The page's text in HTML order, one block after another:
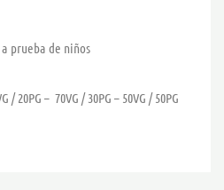
prueba de niños
/ 20PG – 70VG / 30PG – 50VG / 50PG